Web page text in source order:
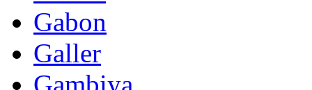
Gabon
Galler
Gambiya